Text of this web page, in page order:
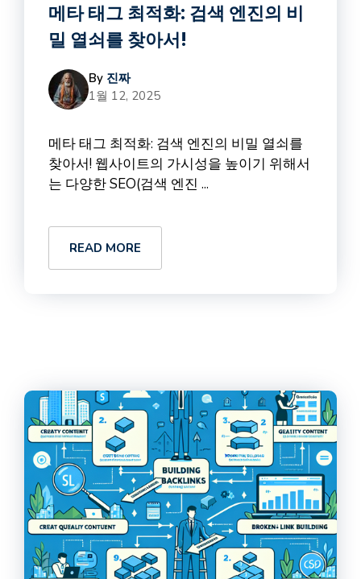
메타 태그 최적화: 검색 엔진의 비
밀 열쇠를 찾아서!
By 진짜
1월 12, 2025
메타 태그 최적화: 검색 엔진의 비밀 열쇠를
찾아서! 웹사이트의 가시성을 높이기 위해서
는 다양한 SEO(검색 엔진 ...
READ MORE